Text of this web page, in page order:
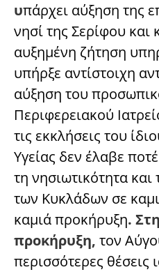
υπάρχει αύξηση της
νησί της Σερίφου και
αυξημένη ζήτηση
υπήρξε αντίστοιχη
αύξηση του
Περιφερειακού
τις εκκλήσεις του
Υγείας δεν έλαβε
τη νησιωτικότητα
των Κυκλάδων σε
καμιά προκήρυξη.
προκήρυξη, τον
περισσότερες θέσεις